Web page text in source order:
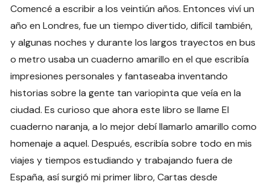
Comencé a escribir a los veintiún años. Entonces viví un
año en Londres, fue un tiempo divertido, difícil también,
y algunas noches y durante los largos trayectos en bus
o metro usaba un cuaderno amarillo en el que escribía
impresiones personales y fantaseaba inventando
historias sobre la gente tan variopinta que veía en la
ciudad. Es curioso que ahora este libro se llame El
cuaderno naranja, a lo mejor debí llamarlo amarillo como
homenaje a aquel. Después, escribía sobre todo en mis
viajes y tiempos estudiando y trabajando fuera de
España, así surgió mi primer libro, Cartas desde